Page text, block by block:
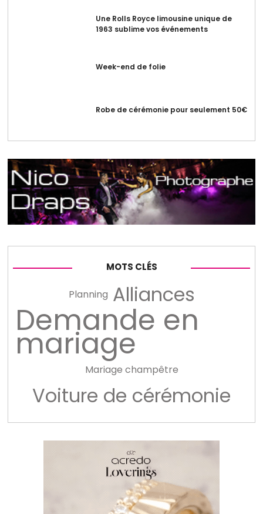
Une Rolls Royce limousine unique de
1963 sublime vos événements
Week-end de folie
Robe de cérémonie pour seulement 50€
MOTS CLÉS
Planning Alliances
Demande en
mariage
Mariage champêtre
Voiture de cérémonie